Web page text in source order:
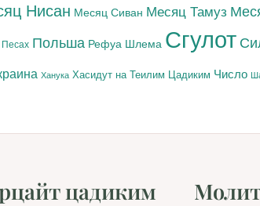
Нисан Месяц Сиван Месяц Тамуз
Песах Польша Рефуа Шлема Сгулот
Ханука Хасидут на Теилим Цадиким Число
цадиким